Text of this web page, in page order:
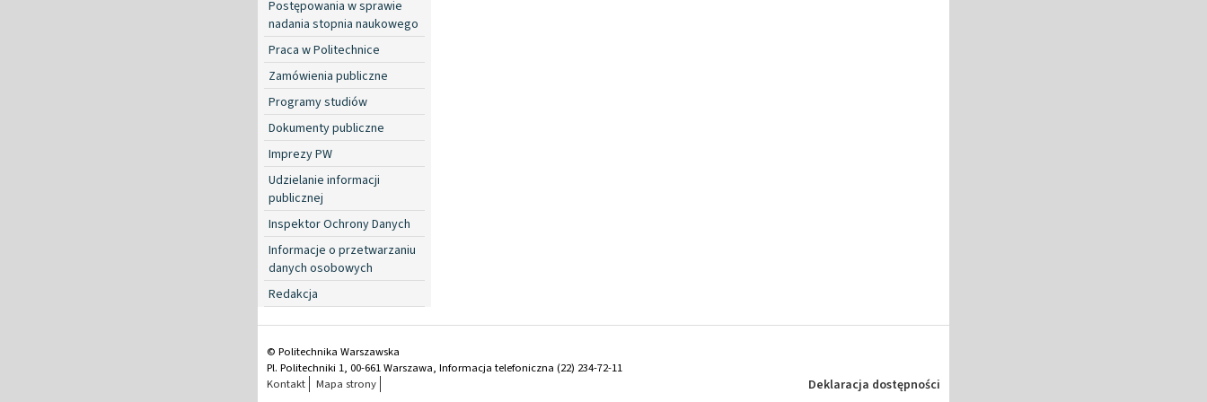
Postępowania w sprawie
nadania stopnia naukowego
Praca w Politechnice
Zamówienia publiczne
Programy studiów
Dokumenty publiczne
Imprezy PW
Udzielanie informacji
publicznej
Inspektor Ochrony Danych
Informacje o przetwarzaniu
danych osobowych
Redakcja
© Politechnika Warszawska
Pl. Politechniki 1, 00-661 Warszawa, Informacja telefoniczna (22) 234-72-11
Kontakt
Mapa strony Deklaracja dostępności